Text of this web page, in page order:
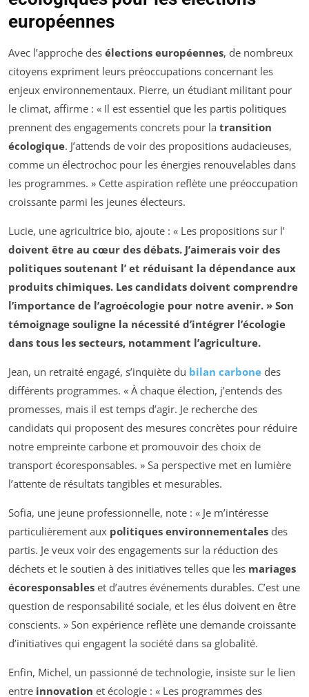
européennes
Avec l’approche des élections européennes, de nombreux
citoyens expriment leurs préoccupations concernant les
enjeux environnementaux. Pierre, un étudiant militant pour
le climat, affirme : « Il est essentiel que les partis politiques
prennent des engagements concrets pour la transition
écologique. J’attends de voir des propositions audacieuses,
comme un électrochoc pour les énergies renouvelables dans
les programmes. » Cette aspiration reflète une préoccupation
croissante parmi les jeunes électeurs.
Lucie, une agricultrice bio, ajoute : « Les propositions sur l’
doivent être au cœur des débats. J’aimerais voir des
politiques soutenant l’ et réduisant la dépendance aux
produits chimiques. Les candidats doivent comprendre
l’importance de l’agroécologie pour notre avenir. » Son
témoignage souligne la nécessité d’intégrer l’écologie
dans tous les secteurs, notamment l’agriculture.
Jean, un retraité engagé, s’inquiète du bilan carbone des
différents programmes. « À chaque élection, j’entends des
promesses, mais il est temps d’agir. Je recherche des
candidats qui proposent des mesures concrètes pour réduire
notre empreinte carbone et promouvoir des choix de
transport écoresponsables. » Sa perspective met en lumière
l’attente de résultats tangibles et mesurables.
Sofia, une jeune professionnelle, note : « Je m’intéresse
particulièrement aux politiques environnementales des
partis. Je veux voir des engagements sur la réduction des
déchets et le soutien à des initiatives telles que les mariages
écoresponsables et d’autres événements durables. C’est une
question de responsabilité sociale, et les élus doivent en être
conscients. » Son expérience reflète une demande croissante
d’initiatives qui engagent la société dans sa globalité.
Enfin, Michel, un passionné de technologie, insiste sur le lien
entre innovation et écologie : « Les programmes des